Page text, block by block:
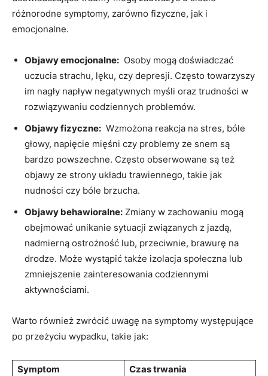
różnorodne symptomy, zarówno fizyczne, jak i ​
emocjonalne.
Objawy emocjonalne: ⁢ Osoby mogą doświadczać⁣
uczucia‌ strachu, lęku, czy depresji. Często towarzyszy
im nagły napływ negatywnych myśli‌ oraz trudności w
rozwiązywaniu codziennych problemów.
Objawy fizyczne: ‍ Wzmożona reakcja na stres, bóle
głowy, napięcie mięśni czy problemy‌ ze snem są
bardzo powszechne. Często obserwowane są też
objawy ze strony układu trawiennego, takie jak
nudności czy bóle ⁤brzucha.
Objawy behawioralne: Zmiany w zachowaniu mogą
obejmować unikanie sytuacji związanych z jazdą,⁤
nadmierną ostrożność ⁤lub, przeciwnie, brawurę na
drodze. Może wystąpić także izolacja społeczna lub
⁤zmniejszenie zainteresowania codziennymi
aktywnościami.
Warto również zwrócić ⁤uwagę na symptomy występujące
po przeżyciu⁢ wypadku, ‌takie jak:
Symptom
Czas trwania